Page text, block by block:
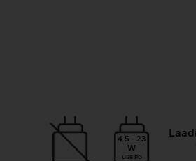
4.5 - 23
W
USB PD